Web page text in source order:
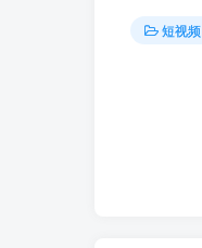
短视频